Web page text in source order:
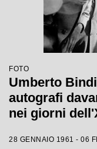
FOTO
Umberto
autografi
nei giorni
28 GENNAIO 1961 - 06